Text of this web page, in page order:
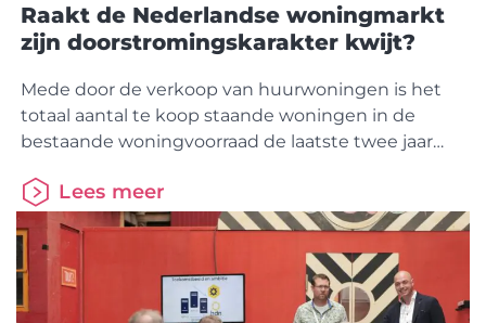
Raakt de Nederlandse woningmarkt
zijn doorstromingskarakter kwijt?
Mede door de verkoop van huurwoningen is het
totaal aantal te koop staande woningen in de
bestaande woningvoorraad de laatste twee jaar
appartementen en woningen in het minder dure
prijssegment. In de nieuwbouwproductie wordt
de laatste jaren eveneens een grotere nadruk
gelegd op het bouwen van appartementen en
Lees meer